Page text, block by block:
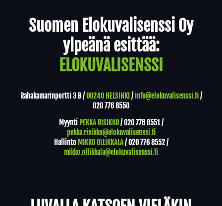
Suomen Elokuvalisenssi Oy
ylpeänä esittää:
ELOKUVALISENSSI
Rahakamarinportti 3 B /00240 HELSINKI / info@elokuvalisenssi.fi/
020 776 8550
Myynti PEKKA RISIKKO/020 776 8551/
pekka.risikko@elokuvalisenssi.fi
Hallinto MIKKO OLLIKKALA/020 776 8552/
mikko.ollikkala@elokuvalisenssi.fi